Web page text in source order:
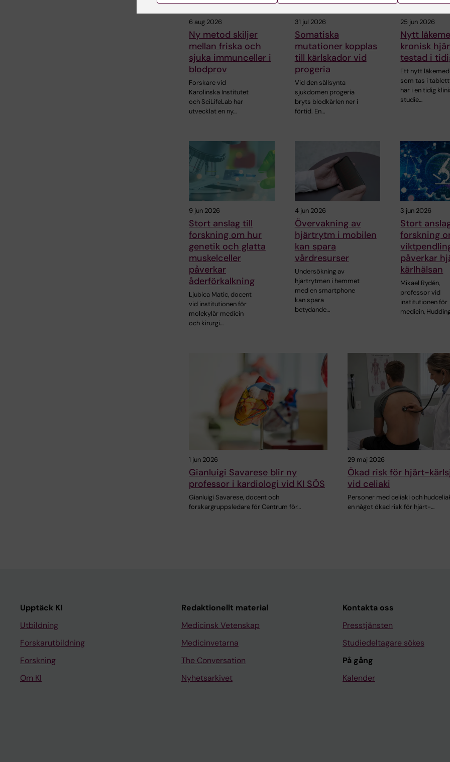
6 aug 2026
Ny metod skiljer
mellan friska och
sjuka immunceller i
blodprov
Forskare vid
Karolinska Institutet
och SciLifeLab har
utvecklat en ny…
31 jul 2026
Somatiska
mutationer kopplas
till kärlskador vid
progeria
Vid den sällsynta
sjukdomen progeria
bryts blodkärlen ner i
förtid. En…
25 jun 2026
Nytt
kronisk
testad i
Ett nytt
som tas i
har i en tidig
studie…
9 jun 2026
Stort anslag till
forskning om hur
genetik och glatta
muskelceller
påverkar
åderförkalkning
Ljubica Matic, docent
vid institutionen för
molekylär medicin
och kirurgi…
4 jun 2026
Övervakning av
hjärtrytm i mobilen
kan spara
vårdresurser
Undersökning av
hjärtrytmen i hemmet
med en smartphone
kan spara
betydande…
3 jun 2026
Stort
forskning
påverkar
kärlhälsan
Mikael Rydén,
professor vid
institutionen för
medicin,
1 jun 2026
Gianluigi Savarese blir ny
professor i kardiologi vid KI SÖS
Gianluigi Savarese, docent och
forskargruppsledare för Centrum för…
29 maj 2026
Ökad risk för hjärt-
vid celiaki
Personer med celiaki och
en något ökad risk för hjärt-…
Upptäck KI
Utbildning
Forskarutbildning
Forskning
Om KI
Redaktionellt material
Medicinsk Vetenskap
Medicinvetarna
The Conversation
Nyhetsarkivet
Kontakta oss
Presstjänsten
Studiedeltagare sökes
På gång
Kalender